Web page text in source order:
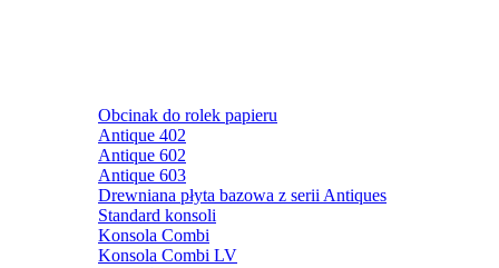
Obcinak do rolek papieru
Antique 402
Antique 602
Antique 603
Drewniana płyta bazowa z serii Antiques
Standard konsoli
Konsola Combi
Konsola Combi LV